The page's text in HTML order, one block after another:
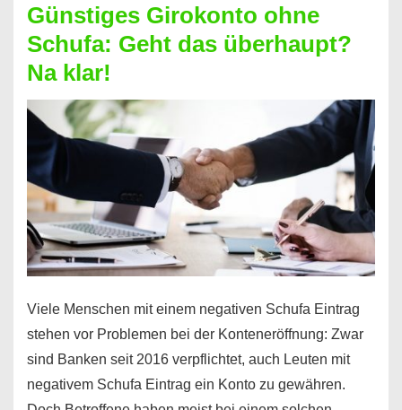
dabei
profitieren
–
So
funktioniert’s
Günstiges Girokonto ohne
Schufa: Geht das überhaupt?
Na klar!
Viele Menschen mit einem negativen Schufa Eintrag
stehen vor Problemen bei der Konteneröffnung: Zwar
sind Banken seit 2016 verpflichtet, auch Leuten mit
negativem Schufa Eintrag ein Konto zu gewähren.